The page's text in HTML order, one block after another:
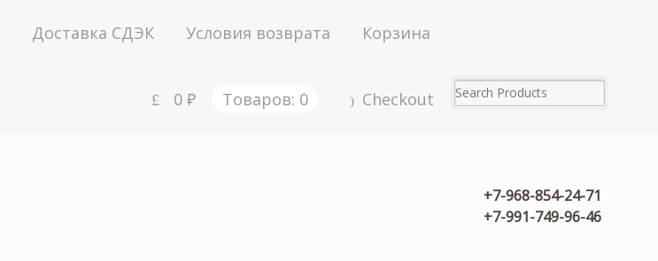
Доставка СДЭК Условия возврата Корзина
0₽ Товаров: 0 Checkout
+7-968-854-24-71
+7-991-749-96-46